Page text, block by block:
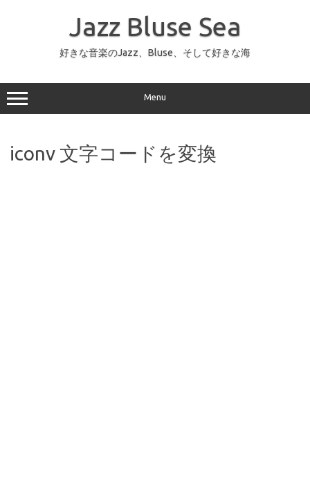
ッ
プ
Jazz Bluse Sea
好きな音楽のJazz、Bluse、そして好きな海
Menu
iconv 文字コードを変換